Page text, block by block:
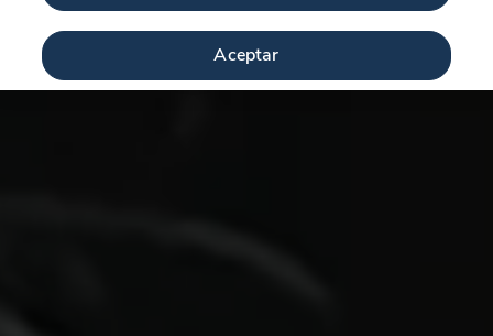
Aceptar